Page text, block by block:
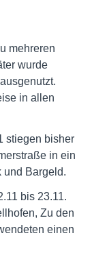
mehreren
wurde
in allen
stiegen bisher
in ein
und Bargeld.
bis 23.11.
Zu den
einen